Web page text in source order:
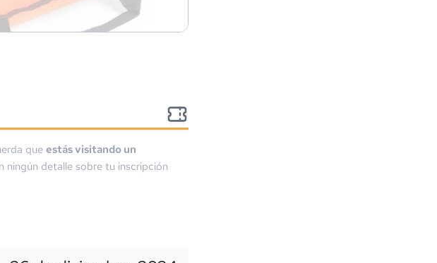
que estás visitando un
ningún detalle sobre tu inscripción